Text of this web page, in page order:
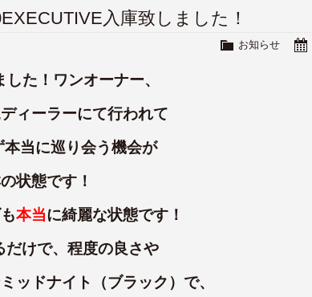
入庫致しました！
お知らせ
た！ワンオーナー、
ィーラーにて行われて
当に巡り会う機会が
状態です！
本当に綺麗な状態です！
けで、程度の良さや
ッドナイト（ブラック）で、